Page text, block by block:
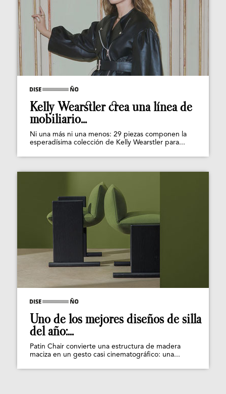
Kelly Wearstler crea una línea de
mobiliario...
Ni una más ni una menos: 29 piezas componen la
esperadísima colección de Kelly Wearstler para...
Uno de los mejores diseños de silla
del año:...
Patin Chair convierte una estructura de madera
maciza en un gesto casi cinematográfico: una...